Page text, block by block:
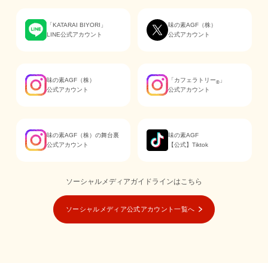
「KATARAI BIYORI」
LINE公式アカウント
味の素AGF（株）
公式アカウント
味の素AGF（株）
公式アカウント
「カフェラトリー® 」
公式アカウント
味の素AGF（株）の舞台裏
公式アカウント
味の素AGF
【公式】Tiktok
ソーシャルメディアガイドラインはこちら
ソーシャルメディア公式アカウント一覧へ